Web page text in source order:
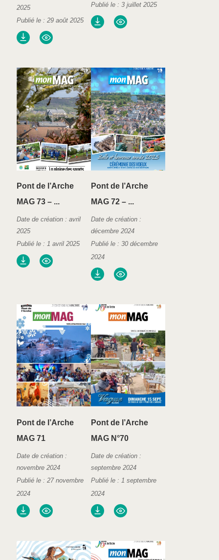
2025
Publié le : 29 août 2025
Publié le : 3 juillet 2025
Pont de l’Arche
MAG 73 – ...
Date de création : avril
2025
Publié le : 1 avril 2025
Pont de l’Arche
MAG 72 – ...
Date de création :
décembre 2024
Publié le : 30 décembre
2024
Pont de l’Arche
MAG 71
Date de création :
novembre 2024
Publié le : 27 novembre
2024
Pont de l’Arche
MAG N°70
Date de création :
septembre 2024
Publié le : 1 septembre
2024